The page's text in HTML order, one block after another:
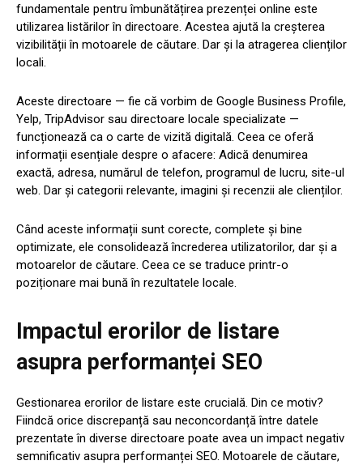
fundamentale pentru îmbunătățirea prezenței online este
utilizarea listărilor în directoare. Acestea ajută la creșterea
vizibilității în motoarele de căutare. Dar și la atragerea clienților
locali.
Aceste directoare — fie că vorbim de Google Business Profile,
Yelp, TripAdvisor sau directoare locale specializate —
funcționează ca o carte de vizită digitală. Ceea ce oferă
informații esențiale despre o afacere: Adică denumirea
exactă, adresa, numărul de telefon, programul de lucru, site-ul
web. Dar și categorii relevante, imagini și recenzii ale clienților.
Când aceste informații sunt corecte, complete și bine
optimizate, ele consolidează încrederea utilizatorilor, dar și a
motoarelor de căutare. Ceea ce se traduce printr-o
poziționare mai bună în rezultatele locale.
Impactul erorilor de listare
asupra performanței SEO
Gestionarea erorilor de listare este crucială. Din ce motiv?
Fiindcă orice discrepanță sau neconcordanță între datele
prezentate în diverse directoare poate avea un impact negativ
semnificativ asupra performanței SEO. Motoarele de căutare,